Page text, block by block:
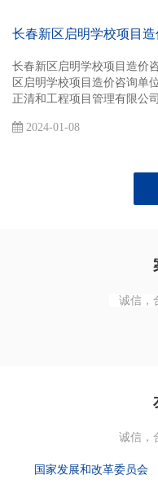
长春新区启明学校项目
长春新区启明学校项目造价
区启明学校项目造价咨询单
正清和工程项目管理有限公
2024-01-08
诚信，
诚信，
国家发展和改革委员会